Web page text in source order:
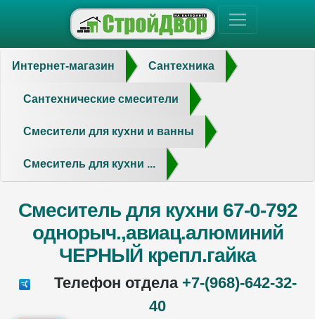
Интернет-магазин Сантехника
Сантехнические смесители
Смесители для кухни и ванны
Смеситель для кухни ...
Смеситель для кухни 67-0-792
однорыч.,авиац.алюминий
ЧЕРНЫЙ крепл.гайка
Телефон отдела +7-(968)-642-32-
40